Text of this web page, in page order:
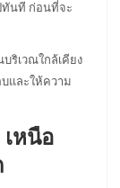
ทันที ก่อนที่จะ
ริเวณใกล้เคียง
และให้ความ
หนือ